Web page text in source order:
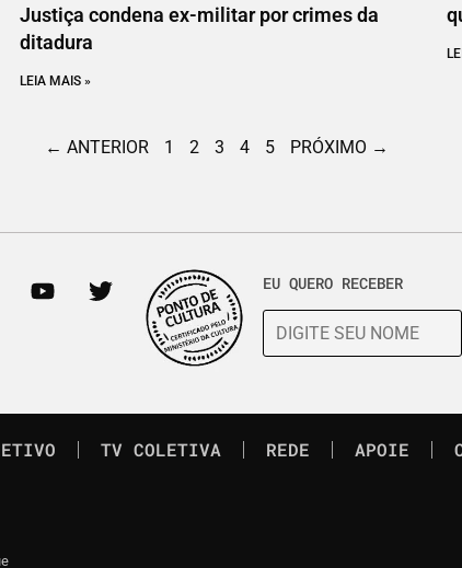
Justiça condena ex-militar por crimes da
ditadura
LEIA MAIS »
← ANTERIOR 1 2 3 4 5 PRÓXIMO →
EU QUERO RECEBER
TV COLETIVA REDE APOIE